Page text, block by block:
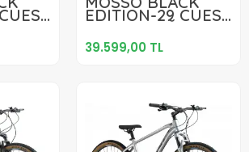
HD
EDITION-29 CUES
ERKEK DAĞ
BİSİKLETİ 457H HD
29 JANT 18 VİTES
39.599,00 TL
Sepete Ekle